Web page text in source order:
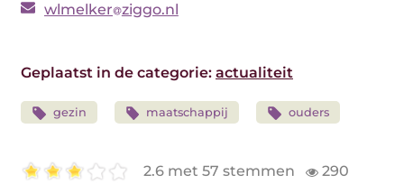
wlmelker ziggo.nl
Geplaatst in de categorie: actualiteit
gezin maatschappij ouders
2.6 met 57 stemmen 290